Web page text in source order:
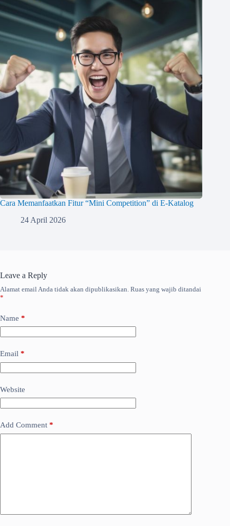
Cara Memanfaatkan Fitur “Mini Competition” di E-Katalog
24 April 2026
Leave a Reply
Alamat email Anda tidak akan dipublikasikan. Ruas yang wajib ditandai
*
Name *
Email *
Website
Add Comment *